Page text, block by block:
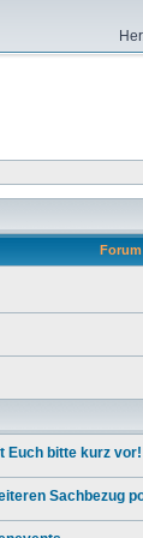
Forum
Euch bitte kurz vor!
Sachbezug